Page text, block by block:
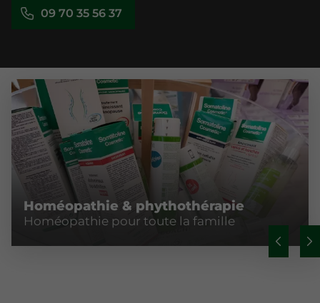
09 70 35 56 37
Homéopathie & phythothérapie
Homéopathie pour toute la famille